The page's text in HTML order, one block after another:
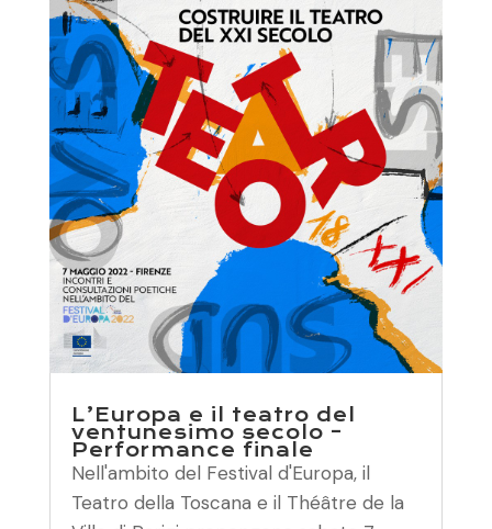
L’Europa e il teatro del
ventunesimo secolo –
Performance finale
Nell'ambito del Festival d'Europa, il
Teatro della Toscana e il Théâtre de la